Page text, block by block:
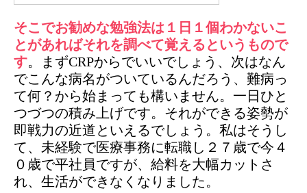
そこでお勧めな勉強法は１日１個わかないこ
とがあればそれを調べて覚えるというもので
す。まずCRPからでいいでしょう、次はなん
でこんな病名がついているんだろう、難病っ
て何？から始まっても構いません。一日ひと
つづつの積み上げです。それができる姿勢が
即戦力の近道といえるでしょう。私はそうし
て、未経験で医療事務に転職し２７歳で今４
０歳で平社員ですが、給料を大幅カットさ
れ、生活ができなくなりました。